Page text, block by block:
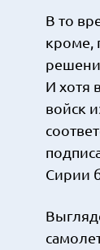
В то
кроме,
И хотя
войск
Сирии